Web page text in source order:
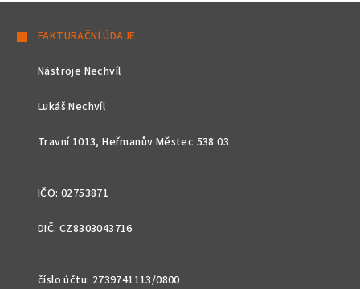
FAKTURAČNÍ ÚDAJE
Nástroje Nechvíl
Lukáš Nechvíl
Travní 1013, Heřmanův Městec 538 03
IČO: 02753871
DIČ: CZ8303043716
číslo účtu: 2739741113/0800